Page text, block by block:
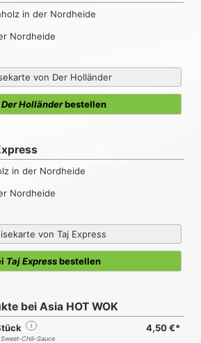
in der Nordheide
Nordheide
von Der Holländer
Der Holländerbestellen
in der Nordheide
Nordheide
von Taj Express
Taj Expressbestellen
bei Asia HOT WOK
i 4,50 €*
Chili-Sauce